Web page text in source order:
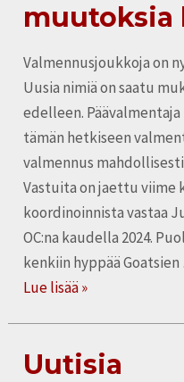
muutoksia
Valmennusjoukkoja on
Uusia nimiä on saatu
edelleen.
tämän hetkiseen
valmennus
Vastuita on jaettu viime
koordinoinnista vastaa
OC:na kaudella 2024.
kenkiin hyppää
kaudelle
Lue lisää »
Uutisia
Uutisia